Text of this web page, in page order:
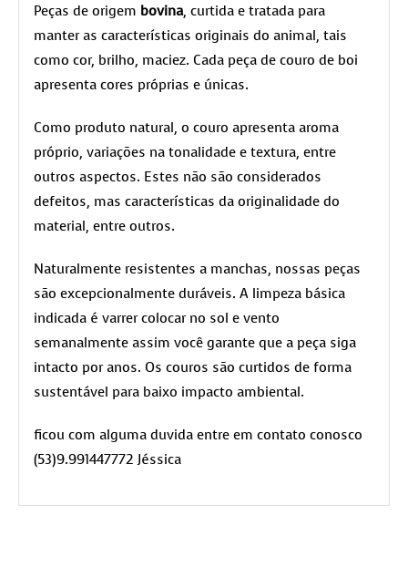
Peças de origem bovina, curtida e tratada para
manter as características originais do animal, tais
como cor, brilho, maciez. Cada peça de couro de boi
apresenta cores próprias e únicas.
Como produto natural, o couro apresenta aroma
próprio, variações na tonalidade e textura, entre
outros aspectos. Estes não são considerados
defeitos, mas características da originalidade do
material, entre outros.
Naturalmente resistentes a manchas, nossas peças
são excepcionalmente duráveis. A limpeza básica
indicada é varrer colocar no sol e vento
semanalmente assim você garante que a peça siga
intacto por anos. Os couros são curtidos de forma
sustentável para baixo impacto ambiental.
ficou com alguma duvida entre em contato conosco
(53)9.991447772 Jéssica